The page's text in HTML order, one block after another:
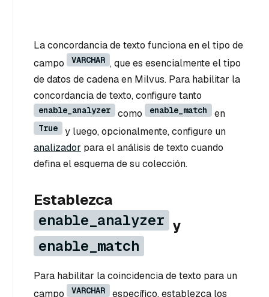
La concordancia de texto funciona en el tipo de
campo
VARCHAR , que es esencialmente el tipo
de datos de cadena en Milvus. Para habilitar la
concordancia de texto, configure tanto
enable_analyzer como enable_match en
True
y luego, opcionalmente, configure un
analizador para el análisis de texto cuando
defina el esquema de su colección.
Establezca
enable_analyzer y
enable_match
Para habilitar la coincidencia de texto para un
campo
VARCHAR
específico, establezca los